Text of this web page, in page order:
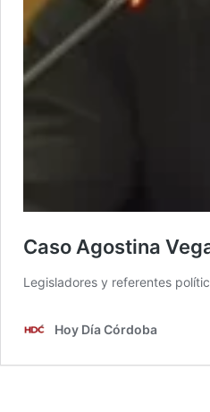
Caso Agostina
Legisladores y referentes
Hoy Día Córdoba